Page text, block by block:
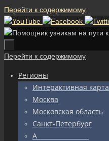
Перейти к содержимому
Перейти к содержимому
Регионы
Интерактивная карта
Москва
Московская область
Санкт-Петербург
А_________________